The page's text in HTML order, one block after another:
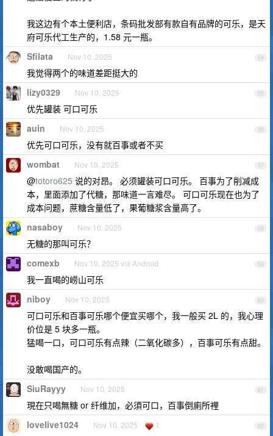
我这边有个本土便利店，条码批发部有款自有品牌的可乐，是天
府可乐代工生产的，1.58 元一瓶。
54
Sfilata Nov 10, 2025
我觉得两个的味道差距挺大的
55
lizy0329 Nov 10, 2025
优先罐装 可口可乐
56
auin Nov 10, 2025
优先可口可乐，没有就百事或者不买
57
wombat Nov 10, 2025
@totoro625 说的对昂。 必须罐装可口可乐。 百事为了削减成
本，里面添加了代糖，那味道一言难尽。 可口可乐现在也为了
成本问题，蔗糖含量低了，果葡糖浆含量高了。
58
nasaboy Nov 10, 2025
无糖的那叫可乐？
59
comexb Nov 10, 2025 via Android
我一直喝的崂山可乐
60
niboy Nov 10, 2025
可口可乐和百事可乐哪个便宜买哪个，我一般买 2L 的，我心理
价位是 5 块多一瓶。
猛喝一口，可口可乐有点辣（二氧化碳多），百事可乐有点甜。
没敢喝国产的。
61
SiuRayyy Nov 10, 2025
現在只喝無糖 or 纤维加，必須可口，百事倒廁所裡
62
lovelive1024 Nov 10, 2025 1